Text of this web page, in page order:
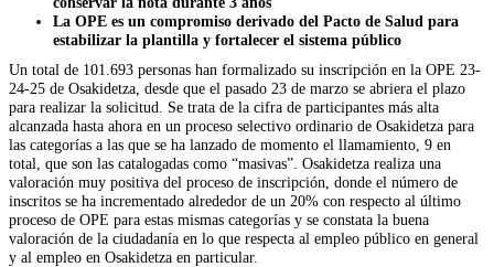
La OPE es un compromiso derivado del Pacto de Salud para
estabilizar la plantilla y fortalecer el sistema público
Un total de 101.693 personas han formalizado su inscripción en la OPE 23-
24-25 de Osakidetza, desde que el pasado 23 de marzo se abriera el plazo
para realizar la solicitud. Se trata de la cifra de participantes más alta
alcanzada hasta ahora en un proceso selectivo ordinario de Osakidetza para
las categorías a las que se ha lanzado de momento el llamamiento, 9 en
total, que son las catalogadas como “masivas”. Osakidetza realiza una
valoración muy positiva del proceso de inscripción, donde el número de
inscritos se ha incrementado alrededor de un 20% con respecto al último
proceso de OPE para estas mismas categorías y se constata la buena
valoración de la ciudadanía en lo que respecta al empleo público en general
y al empleo en Osakidetza en particular.